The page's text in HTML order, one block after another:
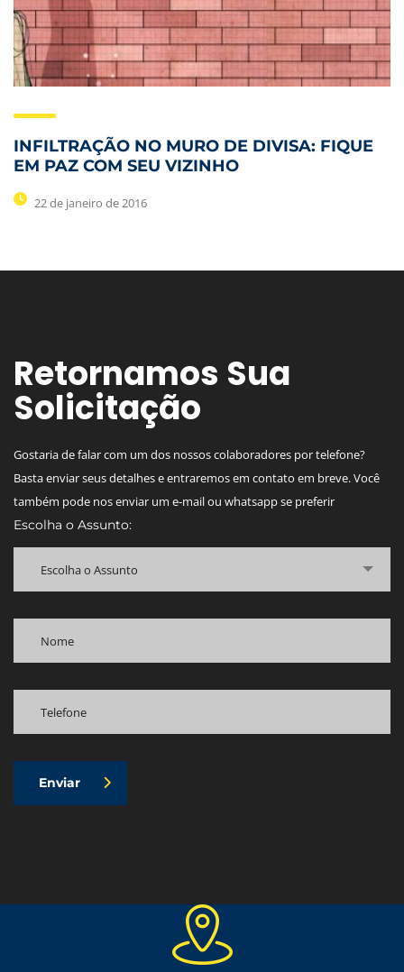
INFILTRAÇÃO NO MURO DE DIVISA: FIQUE
EM PAZ COM SEU VIZINHO
22 de janeiro de 2016
Retornamos Sua
Solicitação
Gostaria de falar com um dos nossos colaboradores por telefone?
Basta enviar seus detalhes e entraremos em contato em breve. Você
também pode nos enviar um e-mail ou whatsapp se preferir
Escolha o Assunto:
Escolha o Assunto
Enviar